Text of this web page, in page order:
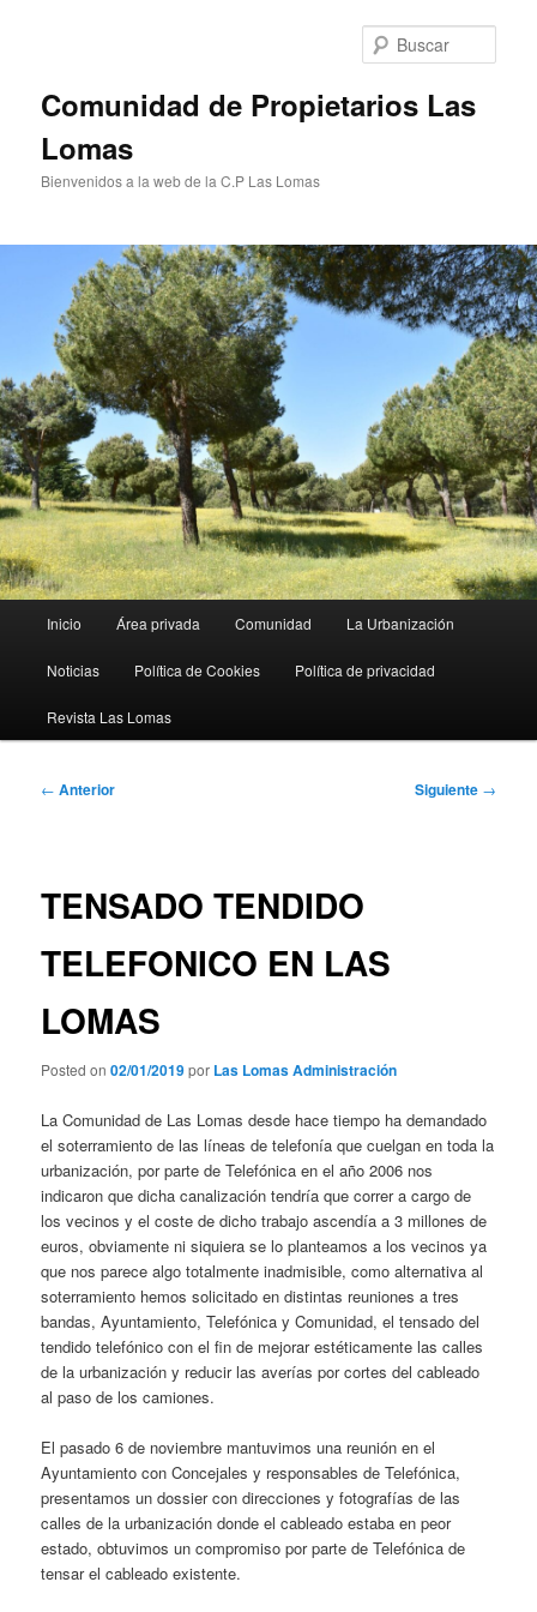
Comunidad de Propietarios Las
Lomas
Bienvenidos a la web de la C.P Las Lomas
Inicio Área privada Comunidad La Urbanización
Noticias Política de Cookies Política de privacidad
Revista Las Lomas
Navegación
← Anterior Siguiente →
TENSADO TENDIDO
TELEFONICO EN LAS
LOMAS
Posted on02/01/2019por Las Lomas Administración
La Comunidad de Las Lomas desde hace tiempo ha demandado
el soterramiento de las líneas de telefonía que cuelgan en toda la
urbanización, por parte de Telefónica en el año 2006 nos
indicaron que dicha canalización tendría que correr a cargo de
los vecinos y el coste de dicho trabajo ascendía a 3 millones de
euros, obviamente ni siquiera se lo planteamos a los vecinos ya
que nos parece algo totalmente inadmisible, como alternativa al
soterramiento hemos solicitado en distintas reuniones a tres
bandas, Ayuntamiento, Telefónica y Comunidad, el tensado del
tendido telefónico con el fin de mejorar estéticamente las calles
de la urbanización y reducir las averías por cortes del cableado
al paso de los camiones.
El pasado 6 de noviembre mantuvimos una reunión en el
Ayuntamiento con Concejales y responsables de Telefónica,
presentamos un dossier con direcciones y fotografías de las
calles de la urbanización donde el cableado estaba en peor
estado, obtuvimos un compromiso por parte de Telefónica de
tensar el cableado existente.